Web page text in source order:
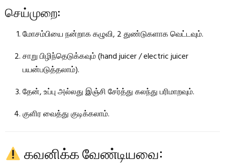
செய்முறை:
மோசம்பியை நன்றாக கழுவி, 2 துண்டுகளாக வெட்டவும்.
சாறு பிழிந்தெடுக்கவும் (hand juicer / electric juicer
பயன்படுத்தலாம்).
தேன், உப்பு அல்லது இஞ்சி சேர்த்து கலந்து பரிமாறவும்.
குளிர வைத்து குடிக்கலாம்.
கவனிக்க வேண்டியவை: